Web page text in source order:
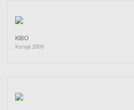
KIBO
Kenya 2009